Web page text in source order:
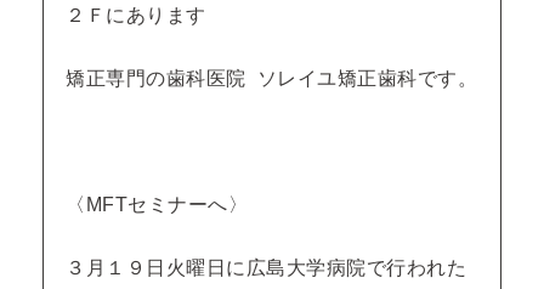
２Ｆにあります
矯正専門の歯科医院 ソレイユ矯正歯科です。
〈MFTセミナーへ〉
３月１９日火曜日に広島大学病院で行われた